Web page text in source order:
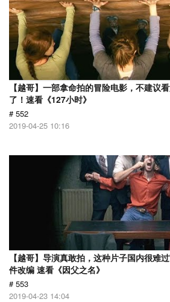
【越哥】一部拿命拍的冒险电影，不建议
了！速看《127小时》
# 552
2019-04-25 10:16
【越哥】导演真敢拍，这种片子国内很难
件改编 速看《因父之名》
# 553
2019-04-23 14:04